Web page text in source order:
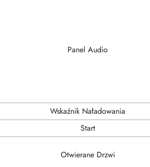
Panel Audio
Wskaźnik Naładowania
Start
Otwierane Drzwi